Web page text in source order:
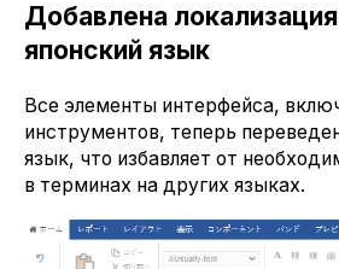
Добавлена
японский язык
Все элементы интерфейса,
инструментов, теперь
язык, что избавляет от
в терминах на других языках.